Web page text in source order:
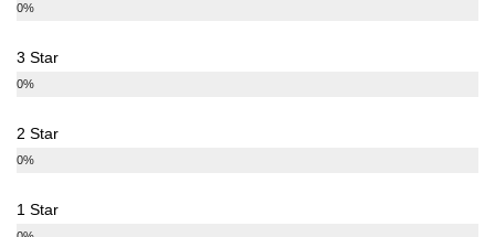
0%
3 Star
0%
2 Star
0%
1 Star